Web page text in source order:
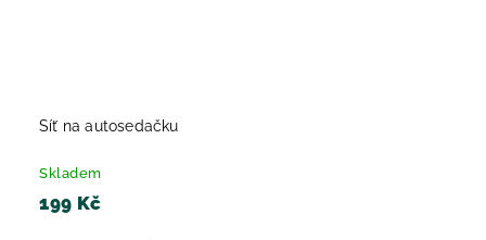
Síť na autosedačku
Skladem
199 Kč